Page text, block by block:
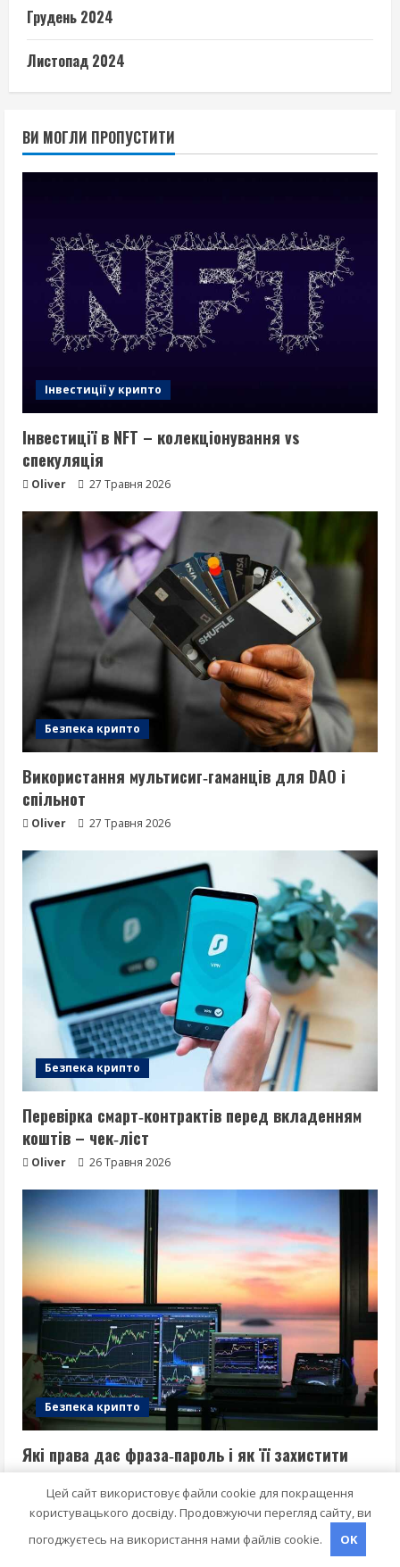
Грудень 2024
Листопад 2024
ВИ МОГЛИ ПРОПУСТИТИ
Інвестиції у крипто
Інвестиції в NFT – колекціонування vs
спекуляція
Oliver 27 Травня 2026
Безпека крипто
Використання мультисиг‑гаманців для DAO і
спільнот
Oliver 27 Травня 2026
Безпека крипто
Перевірка смарт‑контрактів перед вкладенням
коштів – чек‑ліст
Oliver 26 Травня 2026
Безпека крипто
Які права дає фраза‑пароль і як її захистити
MediaCityUK | The Greenhouse, 101 Broadway, Salford
Цей сайт використовує файли cookie для покращення
користувацького досвіду. Продовжуючи перегляд сайту, ви
погоджуєтесь на використання нами файлів cookie.
OK